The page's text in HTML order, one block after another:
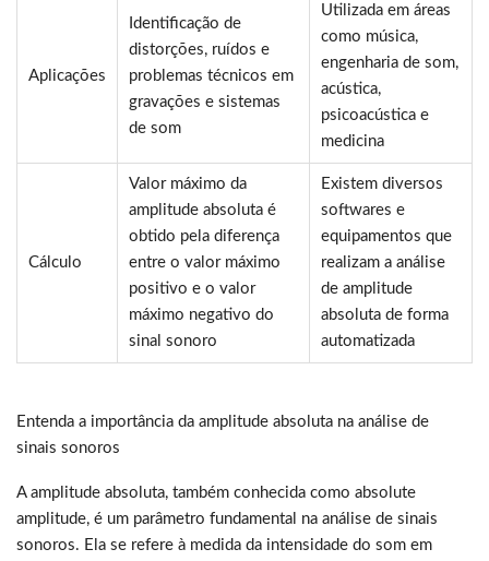
Aplicações
Identificação de
distorções, ruídos e
problemas técnicos em
gravações e sistemas
de som
Utilizada em áreas
como música,
engenharia de som,
acústica,
psicoacústica e
medicina
Cálculo
Valor máximo da
amplitude absoluta é
obtido pela diferença
entre o valor máximo
positivo e o valor
máximo negativo do
sinal sonoro
Existem diversos
softwares e
equipamentos que
realizam a análise
de amplitude
absoluta de forma
automatizada
Entenda a importância da amplitude absoluta na análise de
sinais sonoros
A amplitude absoluta, também conhecida como absolute
amplitude, é um parâmetro fundamental na análise de sinais
sonoros. Ela se refere à medida da intensidade do som em